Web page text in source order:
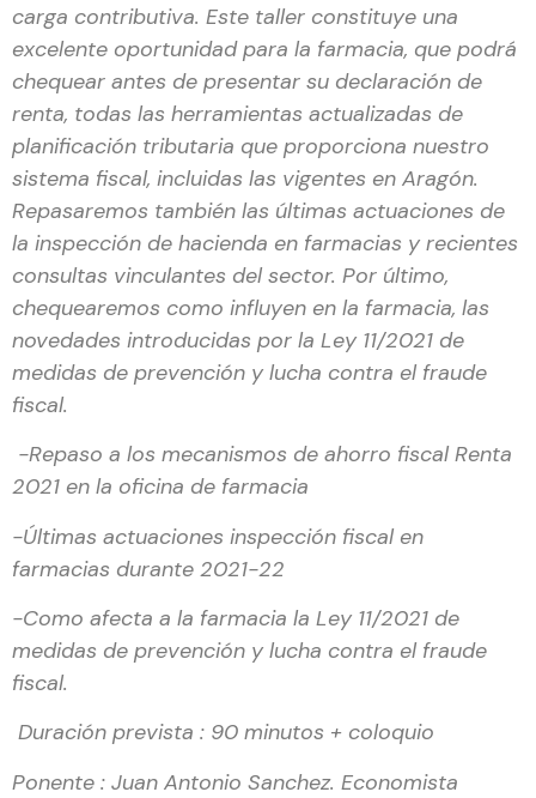
carga contributiva. Este taller constituye una
excelente oportunidad para la farmacia, que podrá
chequear antes de presentar su declaración de
renta, todas las herramientas actualizadas de
planificación tributaria que proporciona nuestro
sistema fiscal, incluidas las vigentes en Aragón.
Repasaremos también las últimas actuaciones de
la inspección de hacienda en farmacias y recientes
consultas vinculantes del sector. Por último,
chequearemos como influyen en la farmacia, las
novedades introducidas por la Ley 11/2021 de
medidas de prevención y lucha contra el fraude
fiscal.
-Repaso a los mecanismos de ahorro fiscal Renta
2021 en la oficina de farmacia
-Últimas actuaciones inspección fiscal en
farmacias durante 2021-22
-Como afecta a la farmacia la Ley 11/2021 de
medidas de prevención y lucha contra el fraude
fiscal.
Duración prevista : 90 minutos + coloquio
Ponente : Juan Antonio Sanchez. Economista